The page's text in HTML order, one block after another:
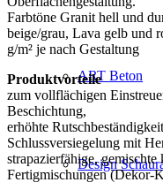
ART Beton
Design
Farbtöne Granit hell und
beige/grau, Lava gelb und
g/m² je nach Gestaltung
Produktvorteile
zum vollflächigen
Beschichtung,
erhöhte
Schlussversiegelung mit
strapazierfähige,
Fertigmischungen (Dekor-